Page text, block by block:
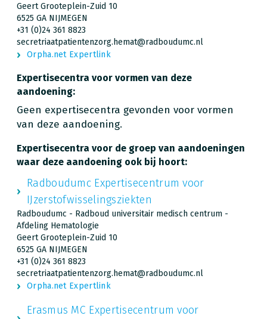
Geert Grooteplein-Zuid 10
6525 GA NIJMEGEN
+31 (0)24 361 8823
secretriaatpatientenzorg.hemat@radboudumc.nl
Orpha.net Expertlink
Expertisecentra voor vormen van deze
aandoening:
Geen expertisecentra gevonden voor vormen
van deze aandoening.
Expertisecentra voor de groep van aandoeningen
waar deze aandoening ook bij hoort:
Radboudumc Expertisecentrum voor
IJzerstofwisselingsziekten
Radboudumc - Radboud universitair medisch centrum -
Afdeling Hematologie
Geert Grooteplein-Zuid 10
6525 GA NIJMEGEN
+31 (0)24 361 8823
secretriaatpatientenzorg.hemat@radboudumc.nl
Orpha.net Expertlink
Erasmus MC Expertisecentrum voor